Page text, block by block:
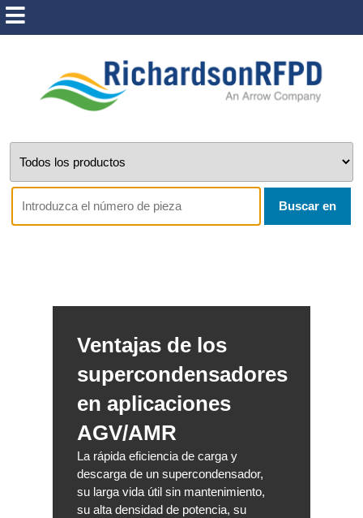
Buscar en
Ventajas de los
supercondensadores
en aplicaciones
AGV/AMR
La rápida eficiencia de carga y
descarga de un supercondensador,
su larga vida útil sin mantenimiento,
su alta densidad de potencia, su